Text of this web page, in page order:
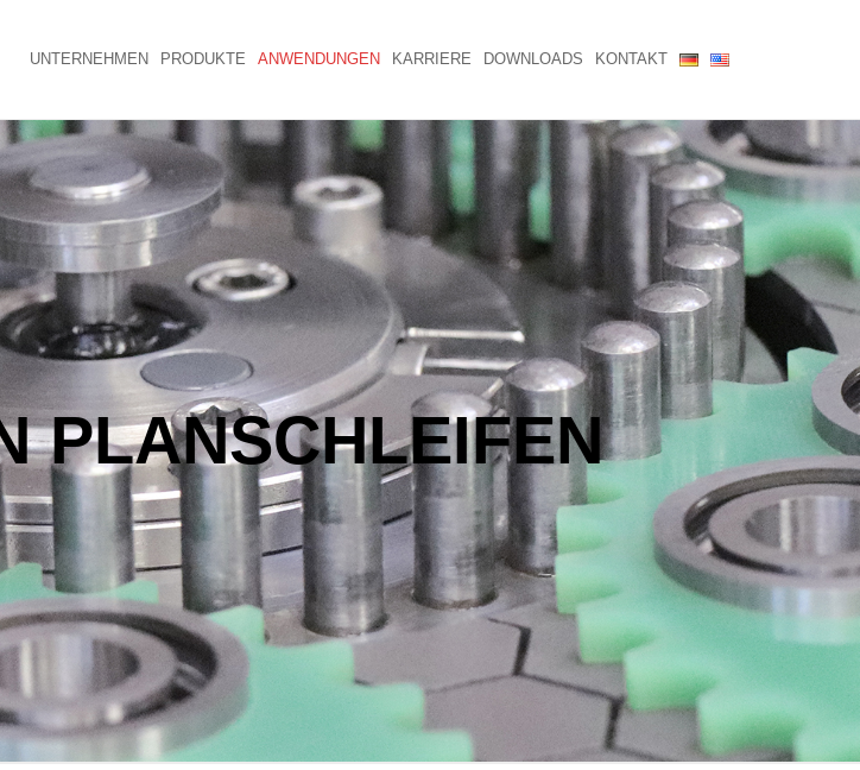
UNTERNEHMEN PRODUKTE ANWENDUNGEN KARRIERE DOWNLOADS KONTAKT
PLANSCHLEIFEN